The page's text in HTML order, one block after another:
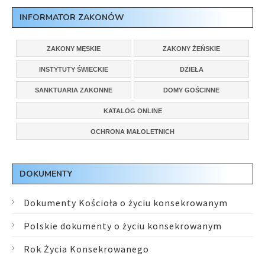
INFORMATOR ZAKONÓW
ZAKONY MĘSKIE ZAKONY ŻEŃSKIE
INSTYTUTY ŚWIECKIE DZIEŁA
SANKTUARIA ZAKONNE DOMY GOŚCINNE
KATALOG ONLINE
OCHRONA MAŁOLETNICH
DOKUMENTY
Dokumenty Kościoła o życiu konsekrowanym
Polskie dokumenty o życiu konsekrowanym
Rok Życia Konsekrowanego